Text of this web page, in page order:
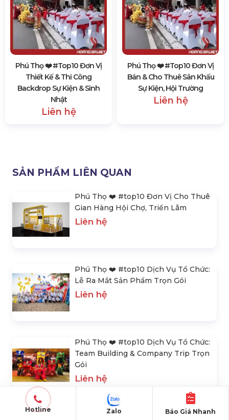
Phú Thọ ❤️️ #top10 Đơn Vị
Thiết Kế & Thi Công
Backdrop Sự Kiện & Sinh
Nhật
Liên hệ
Phú Thọ ❤️️ #top10 Đơn Vị
Bán & Cho Thuê Sân Khấu
Sự Kiện, Hội Trường
Liên hệ
SẢN PHẨM LIÊN QUAN
Phú Thọ ❤️️ #top10 Đơn Vị Cho Thuê
Gian Hàng Hội Chợ, Triển Lãm
Liên hệ
Phú Thọ ❤️️ #top10 Dịch Vụ Tổ Chức:
Lễ Ra Mắt Sản Phẩm Trọn Gói
Liên hệ
Phú Thọ ❤️️ #top10 Dịch Vụ Tổ Chức:
Team Building & Company Trip Trọn
Gói
Liên hệ
Phú Thọ ❤️️ #top10 Dịch Vụ Cung
Hotline Báo Giá Nhanh
Zalo